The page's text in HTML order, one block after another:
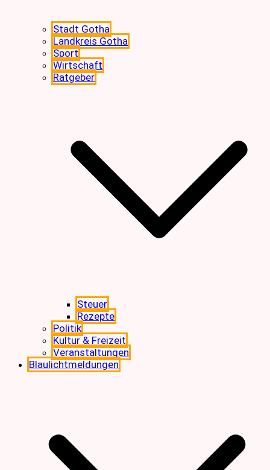
Stadt Gotha
Landkreis Gotha
Sport
Wirtschaft
Ratgeber
Steuer
Rezepte
Politik
Kultur & Freizeit
Veranstaltungen
Blaulichtmeldungen